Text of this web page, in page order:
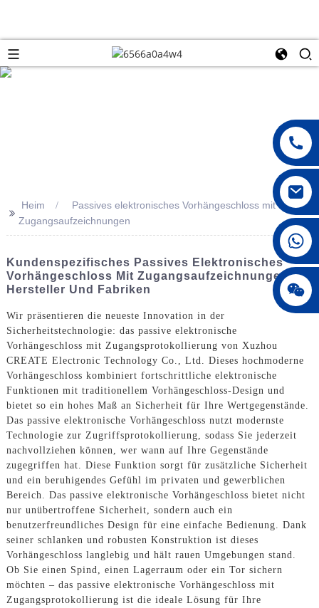
008615396811719
>> Heim
Passives elektronisches Vorhängeschloss mit
Zugangsaufzeichnungen
Kundenspezifisches Passives Elektronisches
Vorhängeschloss Mit Zugangsaufzeichnungen –
Hersteller Und Fabriken
Wir präsentieren die neueste Innovation in der
Sicherheitstechnologie: das passive elektronische
Vorhängeschloss mit Zugangsprotokollierung von Xuzhou
CREATE Electronic Technology Co., Ltd. Dieses hochmoderne
Vorhängeschloss kombiniert fortschrittliche elektronische
Funktionen mit traditionellem Vorhängeschloss-Design und
bietet so ein hohes Maß an Sicherheit für Ihre Wertgegenstände.
Das passive elektronische Vorhängeschloss nutzt modernste
Technologie zur Zugriffsprotokollierung, sodass Sie jederzeit
nachvollziehen können, wer wann auf Ihre Gegenstände
zugegriffen hat. Diese Funktion sorgt für zusätzliche Sicherheit
und ein beruhigendes Gefühl im privaten und gewerblichen
Bereich. Das passive elektronische Vorhängeschloss bietet nicht
nur unübertroffene Sicherheit, sondern auch ein
benutzerfreundliches Design für eine einfache Bedienung. Dank
seiner schlanken und robusten Konstruktion ist dieses
Vorhängeschloss langlebig und hält rauen Umgebungen stand.
Ob Sie einen Spind, einen Lagerraum oder ein Tor sichern
möchten – das passive elektronische Vorhängeschloss mit
Zugangsprotokollierung ist die ideale Lösung für Ihre